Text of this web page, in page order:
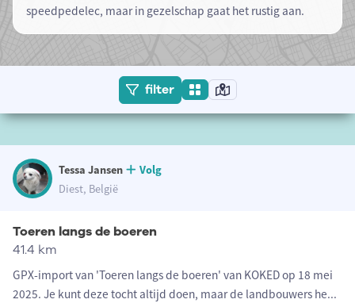
speedpedelec, maar in gezelschap gaat het rustig aan.
filter
Tessa Jansen
Volg
Diest, België
Toeren langs de boeren
41.4 km
GPX-import van 'Toeren langs de boeren' van KOKED op 18 mei
2025. Je kunt deze tocht altijd doen, maar de landbouwers he...